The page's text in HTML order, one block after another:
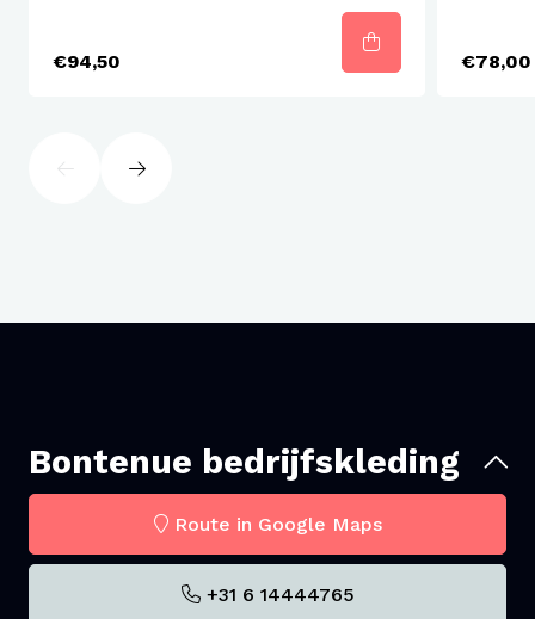
€94,50 €78,00
Bontenue bedrijfskleding
Route in Google Maps
+31 6 14444765